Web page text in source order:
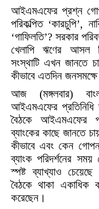
আইএমএফের প্রশ্ন
পরিকল্পিত ‘কারচুপি’,
‘গাফিলতি’? সরকার
খেলাপি ঋণের আসল
সংস্থাটি এখন
কীভাবে এতদিন
আজ (মঙ্গলবার)
আইএমএফের
বৈঠকে আইএমএফের
ব্যাংকের কাছে জানতে
কীভাবে এবং কেন
ব্যাংক পরিদর্শনের
স্পষ্ট ব্যাখ্যাও
বৈঠকে থাকা একাধিক
করেছেন।